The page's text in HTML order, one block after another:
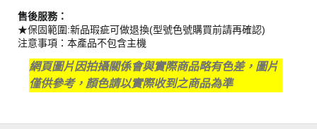
售後服務：
★保固範圍:新品瑕疵可做退換(型號色號購買前請再確認)
注意事項：本產品不包含主機
網頁圖片因拍攝關係會與實際商品略有色差，圖片
僅供參考，顏色請以實際收到之商品為準